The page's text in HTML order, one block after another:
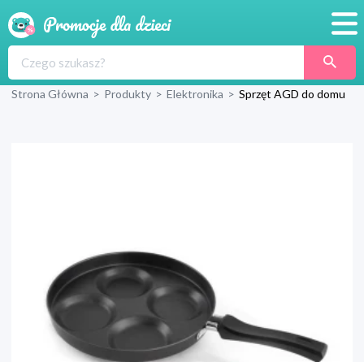
Produkty
Strona Główna > Produkty > Elektronika > Sprzęt AGD do domu